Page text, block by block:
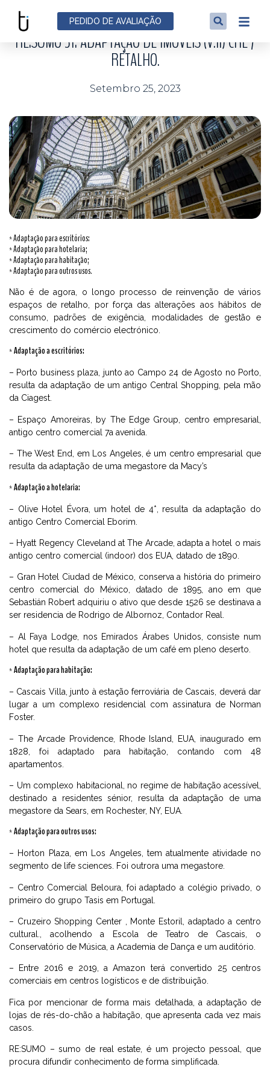
PEDIDO DE AVALIAÇÃO
NOTÍCIAS
RE:SUMO 31: ADAPTAÇÃO DE IMÓVEIS (V.II) CRE /
RETALHO.
Setembro 25, 2023
* Adaptação para escritórios:
* Adaptação para hotelaria;
* Adaptação para habitação;
* Adaptação para outros usos.
Não é de agora, o longo processo de reinvenção de vários
espaços de retalho, por força das alterações aos hábitos de
consumo, padrões de exigência, modalidades de gestão e
crescimento do comércio electrónico.
* Adaptação a escritórios:
– Porto business plaza, junto ao Campo 24 de Agosto no Porto,
resulta da adaptação de um antigo Central Shopping, pela mão
da Ciagest.
– Espaço Amoreiras, by The Edge Group, centro empresarial,
antigo centro comercial 7a avenida.
– The West End, em Los Angeles, é um centro empresarial que
resulta da adaptação de uma megastore da Macy’s
* Adaptação a hotelaria:
– Olive Hotel Évora, um hotel de 4*, resulta da adaptação do
antigo Centro Comercial Eborim.
– Hyatt Regency Cleveland at The Arcade, adapta a hotel o mais
antigo centro comercial (indoor) dos EUA, datado de 1890.
– Gran Hotel Ciudad de México, conserva a história do primeiro
centro comercial do México, datado de 1895, ano em que
Sebastián Robert adquiriu o ativo que desde 1526 se destinava a
ser residencia de Rodrigo de Albornoz, Contador Real.
– Al Faya Lodge, nos Emirados Árabes Unidos, consiste num
hotel que resulta da adaptação de um café em pleno deserto.
* Adaptação para habitação:
– Cascais Villa, junto à estação ferroviária de Cascais, deverá dar
lugar a um complexo residencial com assinatura de Norman
Foster.
– The Arcade Providence, Rhode Island, EUA, inaugurado em
1828, foi adaptado para habitação, contando com 48
apartamentos.
– Um complexo habitacional, no regime de habitação acessível,
destinado a residentes sénior, resulta da adaptação de uma
megastore da Sears, em Rochester, NY, EUA.
* Adaptação para outros usos:
– Horton Plaza, em Los Angeles, tem atualmente atividade no
segmento de life sciences. Foi outrora uma megastore.
– Centro Comercial Beloura, foi adaptado a colégio privado, o
primeiro do grupo Tasis em Portugal.
– Cruzeiro Shopping Center , Monte Estoril, adaptado a centro
cultural., acolhendo a Escola de Teatro de Cascais, o
Conservatório de Música, a Academia de Dança e um auditório.
– Entre 2016 e 2019, a Amazon terá convertido 25 centros
comerciais em centros logísticos e de distribuição.
Fica por mencionar de forma mais detalhada, a adaptação de
lojas de rés-do-chão a habitação, que apresenta cada vez mais
casos.
RE:SUMO – sumo de real estate, é um projecto pessoal, que
procura difundir conhecimento de forma simplificada.